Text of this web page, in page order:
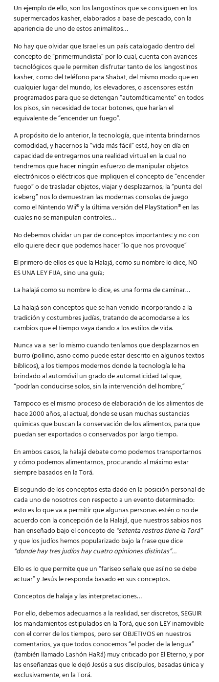
Un ejemplo de ello, son los langostinos que se consiguen en los
supermercados kasher, elaborados a base de pescado, con la
apariencia de uno de estos animalitos…
No hay que olvidar que Israel es un país catalogado dentro del
concepto de “primermundista” por lo cual, cuenta con avances
tecnológicos que le permiten disfrutar tanto de los langostinos
kasher, como del teléfono para Shabat, del mismo modo que en
cualquier lugar del mundo, los elevadores, o ascensores están
programados para que se detengan “automáticamente” en todos
los pisos, sin necesidad de tocar botones, que harían el
equivalente de “encender un fuego”.
A propósito de lo anterior, la tecnología, que intenta brindarnos
comodidad, y hacernos la “vida más fácil” está, hoy en día en
capacidad de entregarnos una realidad virtual en la cual no
tendremos que hacer ningún esfuerzo de manipular objetos
electrónicos o eléctricos que impliquen el concepto de“encender
fuego”o de trasladar objetos, viajar y desplazarnos; la “punta del
iceberg” nos lo demuestran las modernas consolas de juego
como el Nintendo Wii® y la última versión del PlayStation® en las
cuales no se manipulan controles…
No debemos olvidar un par de conceptos importantes: y no con
ello quiere decir que podemos hacer “lo que nos provoque”
El primero de ellos es que la Halajá, como su nombre lo dice, NO
ES UNA LEY FIJA, sino una guía;
La halajá como su nombre lo dice, es una forma de caminar…
La halajá son conceptos que se han venido incorporando a la
tradición y costumbres judías, tratando de acomodarse a los
cambios que el tiempo vaya dando a los estilos de vida.
Nunca va a ser lo mismo cuando teníamos que desplazarnos en
burro (pollino, asno como puede estar descrito en algunos textos
bíblicos), a los tiempos modernos donde la tecnología le ha
brindado al automóvil un grado de automaticidad tal que,
“podrían conducirse solos, sin la intervención del hombre,”
Tampoco es el mismo proceso de elaboración de los alimentos de
hace 2000 años, al actual, donde se usan muchas sustancias
químicas que buscan la conservación de los alimentos, para que
puedan ser exportados o conservados por largo tiempo.
En ambos casos, la halajá debate como podemos transportarnos
y cómo podemos alimentarnos, procurando al máximo estar
siempre basados en la Torá.
El segundo de los conceptos esta dado en la posición personal de
cada uno de nosotros con respecto a un evento determinado:
esto es lo que va a permitir que algunas personas estén o no de
acuerdo con la concepción de la Halajá, que nuestros sabios nos
han enseñado bajo el concepto de “setenta rostros tiene la Torá”
y que los judíos hemos popularizado bajo la frase que dice
“donde hay tres judíos hay cuatro opiniones distintas”…
Ello es lo que permite que un “fariseo señale que así no se debe
actuar” y Jesús le responda basado en sus conceptos.
Conceptos de halaja y las interpretaciones…
Por ello, debemos adecuarnos a la realidad, ser discretos, SEGUIR
los mandamientos estipulados en la Torá, que son LEY inamovible
con el correr de los tiempos, pero ser OBJETIVOS en nuestros
comentarios, ya que todos conocemos “el poder de la lengua”
(también llamadoLashón HaRá) muy criticado por El Eterno, y por
las enseñanzas que le dejó Jesús a sus discípulos, basadas única y
exclusivamente, en la Torá.